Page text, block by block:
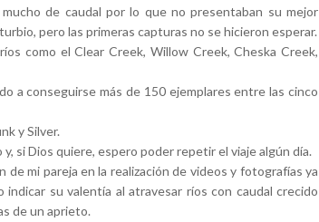
de caudal por lo que no presentaban su mejor
pero las primeras capturas no se hicieron esperar.
como el Clear Creek, Willow Creek, Cheska Creek,
a conseguirse más de 150 ejemplares entre las cinco
y Silver.
si Dios quiere, espero poder repetir el viaje algún día.
mi pareja en la realización de videos y fotografías ya
su valentía al atravesar ríos con caudal crecido
de un aprieto.